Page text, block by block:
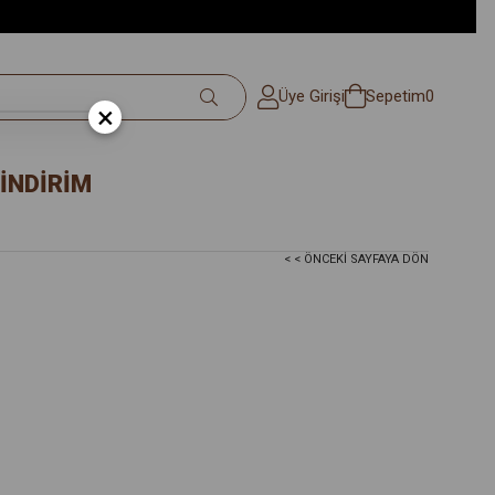
Üye Girişi Sepetim0
İNDİRİM
< < ÖNCEKI SAYFAYA DÖN
×